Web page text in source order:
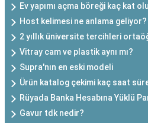
Ev yapımı açma böreği kaç kat
Host kelimesi ne anlama geliyor?
2 yıllık üniversite tercihleri
Vitray cam ve plastik aynı mı?
Supra'nın en eski modeli
Ürün katalog çekimi kaç saat
Rüyada Banka Hesabına Yüklü
Gavur tdk nedir?